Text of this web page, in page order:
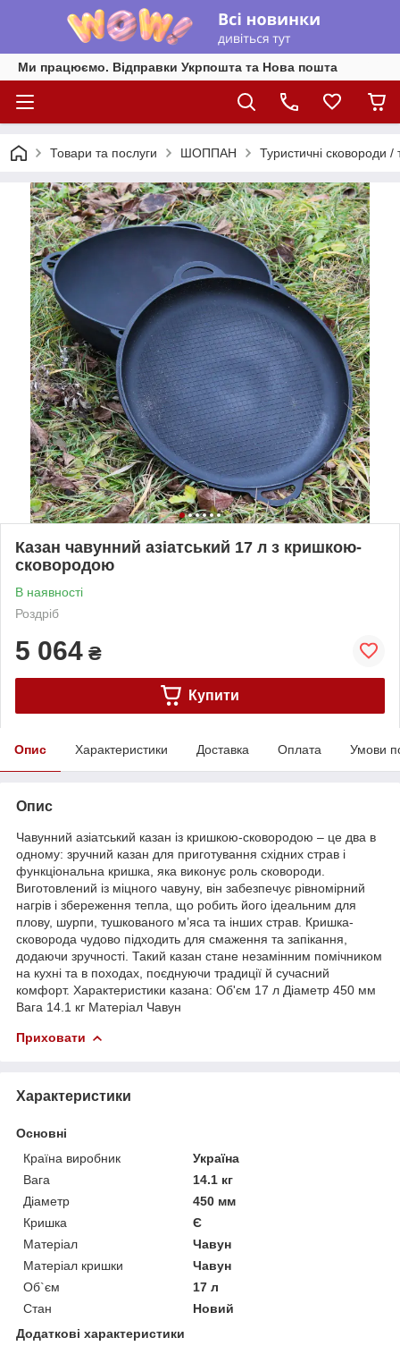
Ми працюємо. Відправки Укрпошта та Нова пошта
Товари та послуги ШОППАН Туристичні сковороди /
Казан чавунний азіатський 17 л з кришкою-
сковородою
В наявності
Роздріб
5 064 ₴
Купити
Опис Характеристики Доставка Оплата Умови
Опис
Чавунний азіатський казан із кришкою-сковородою – це два в
одному: зручний казан для приготування східних страв і
функціональна кришка, яка виконує роль сковороди.
Виготовлений із міцного чавуну, він забезпечує рівномірний
нагрів і збереження тепла, що робить його ідеальним для
плову, шурпи, тушкованого м’яса та інших страв. Кришка-
сковорода чудово підходить для смаження та запікання,
додаючи зручності. Такий казан стане незамінним помічником
на кухні та в походах, поєднуючи традиції й сучасний
комфорт. Характеристики казана: Об'єм 17 л Діаметр 450 мм
Вага 14.1 кг Матеріал Чавун
Приховати
Характеристики
Основні
Країна виробник
Україна
Вага
14.1 кг
Діаметр
450 мм
Кришка
Є
Матеріал
Чавун
Матеріал кришки
Чавун
Об`єм
17 л
Стан
Новий
Додаткові характеристики